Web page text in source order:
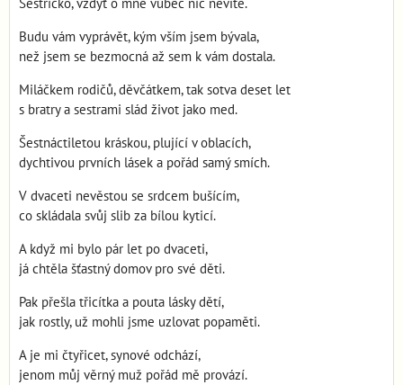
Sestřičko, vždyť o mně vůbec nic nevíte.
Budu vám vyprávět, kým vším jsem bývala,
než jsem se bezmocná až sem k vám dostala.
Miláčkem rodičů, děvčátkem, tak sotva deset let
s bratry a sestrami slád život jako med.
Šestnáctiletou kráskou, plující v oblacích,
dychtivou prvních lásek a pořád samý smích.
V dvaceti nevěstou se srdcem bušícím,
co skládala svůj slib za bílou kyticí.
A když mi bylo pár let po dvaceti,
já chtěla šťastný domov pro své děti.
Pak přešla třicítka a pouta lásky dětí,
jak rostly, už mohli jsme uzlovat popaměti.
A je mi čtyřicet, synové odchází,
jenom můj věrný muž pořád mě provází.